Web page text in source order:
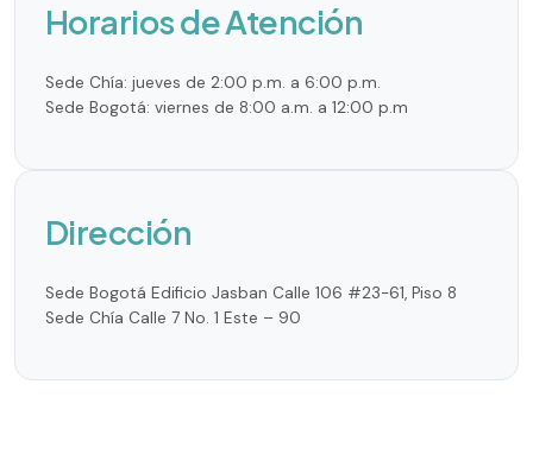
Horarios de Atención
Sede Chía: jueves de 2:00 p.m. a 6:00 p.m.
Sede Bogotá: viernes de 8:00 a.m. a 12:00 p.m
Dirección
Sede Bogotá Edificio Jasban Calle 106 #23-61, Piso 8
Sede Chía Calle 7 No. 1 Este – 90